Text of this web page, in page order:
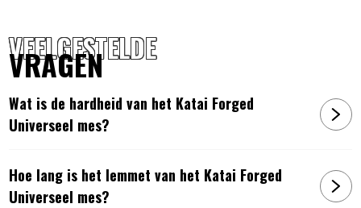
VEELGESTELDE
VRAGEN
Wat is de hardheid van het Katai Forged
Universeel mes?
Hoe lang is het lemmet van het Katai Forged
Universeel mes?